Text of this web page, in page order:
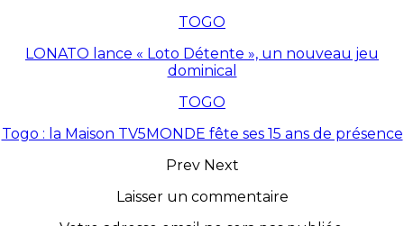
TOGO
LONATO lance « Loto Détente », un nouveau jeu
dominical
TOGO
Togo : la Maison TV5MONDE fête ses 15 ans de présence
Prev Next
Laisser un commentaire